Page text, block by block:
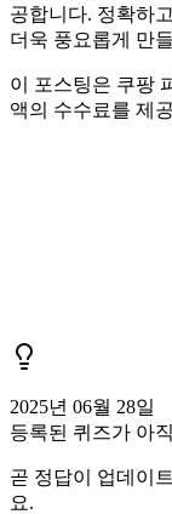
공합니다. 정확하
더욱 풍요롭게 만
이 포스팅은 쿠팡
액의 수수료를 제
2025년 06월 28일
등록된 퀴즈가 아
곧 정답이 업데이
요.